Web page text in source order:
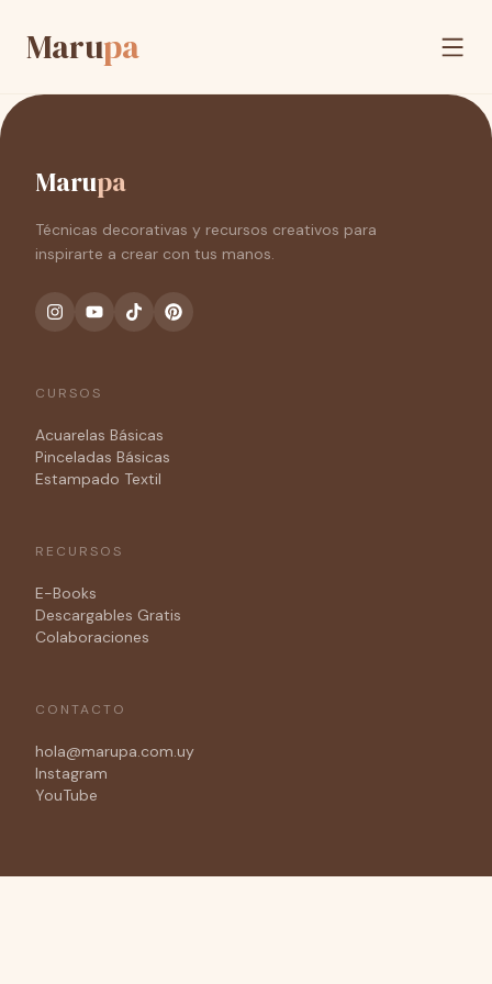
Marupa
Marupa
Técnicas decorativas y recursos creativos para
inspirarte a crear con tus manos.
CURSOS
Acuarelas Básicas
Pinceladas Básicas
Estampado Textil
RECURSOS
E-Books
Descargables Gratis
Colaboraciones
CONTACTO
hola@marupa.com.uy
Instagram
YouTube